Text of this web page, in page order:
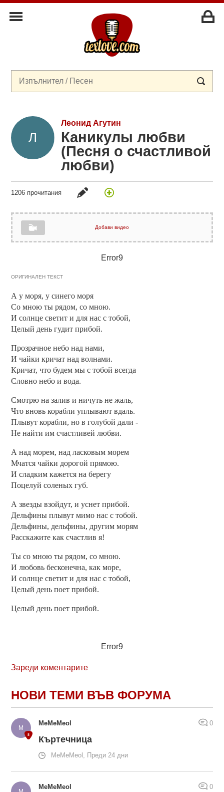
Леонид Агутин
Каникулы любви
(Песня о счастливой
любви)
1206 прочитания
Добави видео
Error9
ОРИГИНАЛЕН ТЕКСТ
А у моря, у синего моря
Со мною ты рядом, со мною.
И солнце светит и для нас с тобой,
Целый день гудит прибой.
Прозрачное небо над нами,
И чайки кричат над волнами.
Кричат, что будем мы с тобой всегда
Словно небо и вода.
Смотрю на залив и ничуть не жаль,
Что вновь корабли уплывают вдаль.
Плывут корабли, но в голубой дали -
Не найти им счастливей любви.
А над морем, над ласковым морем
Мчатся чайки дорогой прямою.
И сладким кажется на берегу
Поцелуй соленых губ.
А звезды взойдут, и уснет прибой.
Дельфины плывут мимо нас с тобой.
Дельфины, дельфины, другим морям
Расскажите как счастлив я!
Ты со мною ты рядом, со мною.
И любовь бесконечна, как море,
И солнце светит и для нас с тобой,
Целый день поет прибой.
Целый день поет прибой.
Error9
Зареди коментарите
НОВИ ТЕМИ ВЪВ ФОРУМА
MeMeMeol 0
Къртечница
MeMeMeol, Преди 24 дни
MeMeMeol 0